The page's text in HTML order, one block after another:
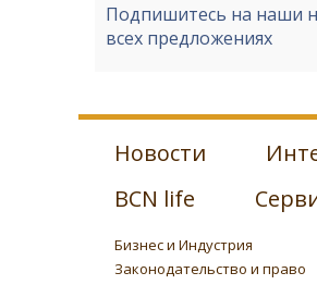
Подпишитесь на наши
всех предложениях
Новости
BCN life
Бизнес и Индустрия
Законодательство и право